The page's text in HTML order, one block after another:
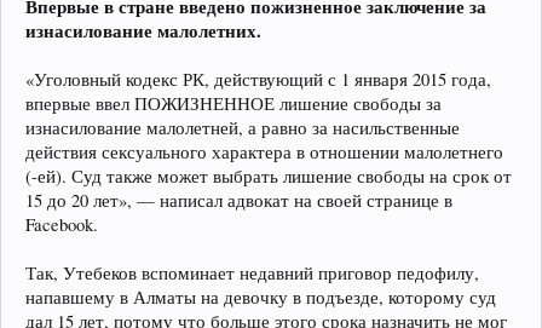
Впервые в стране введено пожизненное заключение за
изнасилование малолетних.
«Уголовный кодекс РК, действующий с 1 января 2015 года,
впервые ввел ПОЖИЗНЕННОЕ лишение свободы за
изнасилование малолетней, а равно за насильственные
действия сексуального характера в отношении малолетнего
(-ей). Суд также может выбрать лишение свободы на срок от
15 до 20 лет», — написал адвокат на своей странице в
Facebook.
Так, Утебеков вспоминает недавний приговор педофилу,
напавшему в Алматы на девочку в подъезде, которому суд
дал 15 лет, потому что больше этого срока назначить не мог